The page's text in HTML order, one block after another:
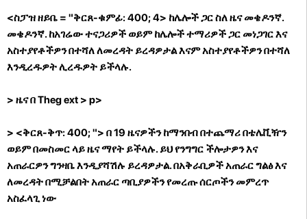
<ስፓዝ ዘይቤ = "ቅርጸ-ቁምፊ: 400; 4> ከሌሎች ጋር ስለ ዜና መቄዶንኛ.
መቄዶንኛ. ከአገሬው ተናጋሪዎች ወይም ከሌሎች ተማሪዎች ጋር መነጋገር እና
አስተያየቶችዎን በተሻለ ለመረዳት ይረዳዎታል እናም አስተያየቶችዎን በተሻለ
እንዲረዱዎት ሊረዱዎት ይችላሉ.
> ዜና በ Theg ext > p>
> <ቅርጸ-ቅጥ: 400; "> በ 19 ዜናዎችን ከማንበብ በተጨማሪ በቴሌቪዥን
ወይም በመስመር ላይ ዜና ማየት ይችላሉ. ይህ የንግግር ችሎታዎን እና
አጠራርዎን ግንዛቤ እንዲያሻሽሉ ይረዳዎታል. በአቅራቢዎች አጠራር ግልፅ እና
ለመረዳት በሚቻልበት አጠራር ጣቢያዎችን የመረጡ ሰርጦችን መምረጥ
አስፈላጊ ነው